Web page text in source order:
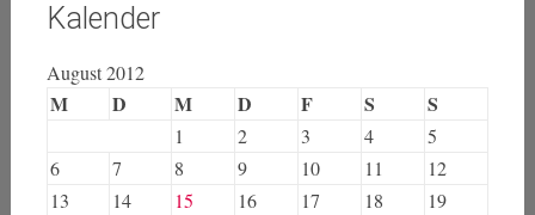
Kalender
August 2012
M D M D F S S
1 2 3 4
5
6
7 8 9 10 11
12
13
14 15 16 17 18
19